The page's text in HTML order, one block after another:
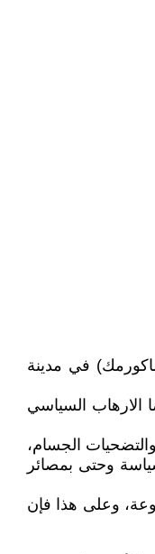
معامل (ماكورمك) في مدينة
الارهاب السياسي
الجسام،
وحتى بمصائر
وعلى هذا فإن